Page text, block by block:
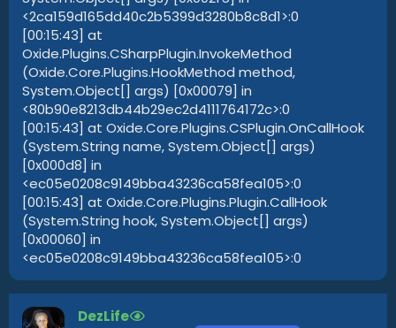
<2ca159d165dd40c2b5399d3280b8c8d1>:0
[00:15:43] at
Oxide.Plugins.CSharpPlugin.InvokeMethod
(Oxide.Core.Plugins.HookMethod method,
System.Object[] args) [0x00079] in
<80b90e8213db44b29ec2d4111764172c>:0
[00:15:43] at Oxide.Core.Plugins.CSPlugin.OnCallHook
(System.String name, System.Object[] args)
[0x000d8] in
<ec05e0208c9149bba43236ca58fea105>:0
[00:15:43] at Oxide.Core.Plugins.Plugin.CallHook
(System.String hook, System.Object[] args)
[0x00060] in
<ec05e0208c9149bba43236ca58fea105>:0
DezLife